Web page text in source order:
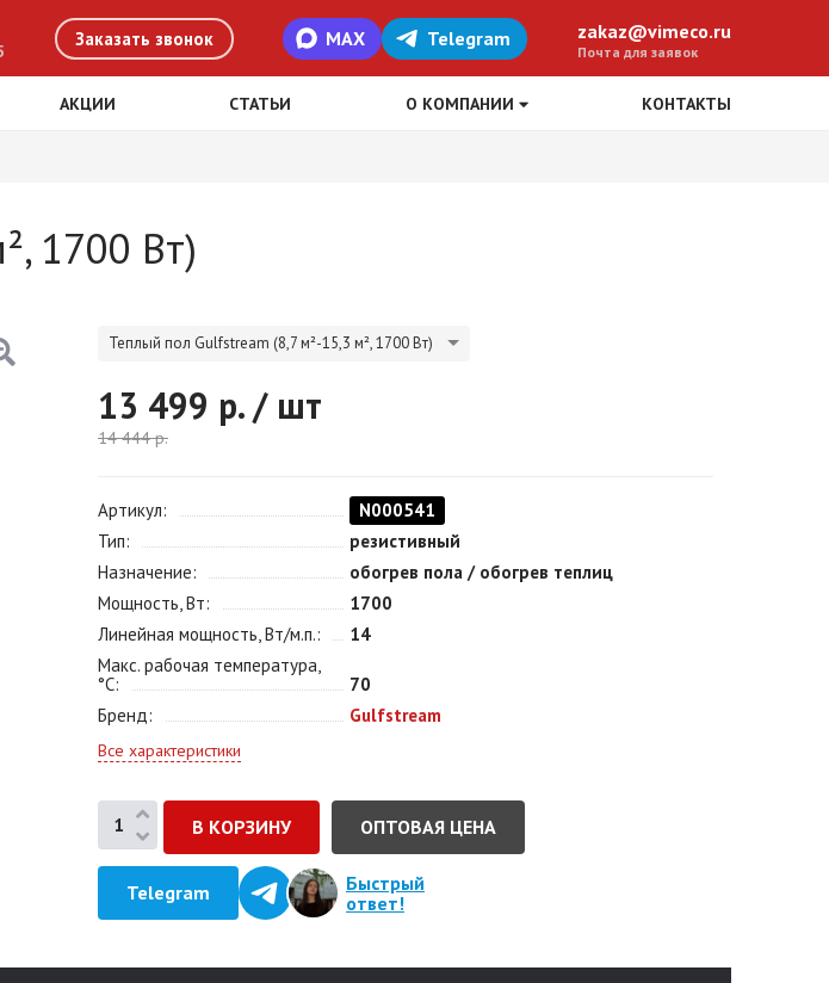
Заказать звонок MAX Telegram zakaz@vimeco.ru
Почта для заявок
АКЦИИ СТАТЬИ О КОМПАНИИ КОНТАКТЫ
1700 Вт)
Теплый пол Gulfstream (8,7 м²-15,3 м², 1700 Вт)
13 499 р. / шт
14 444р.
Артикул
N000541
Тип
резистивный
Назначение
обогрев пола / обогрев теплиц
Мощность, Вт
1700
Линейная мощность, Вт/м.п.
14
Макс. рабочая температура,
°С
70
Бренд
Gulfstream
Все характеристики
ОПТОВАЯ ЦЕНА
Telegram
Быстрый
ответ!